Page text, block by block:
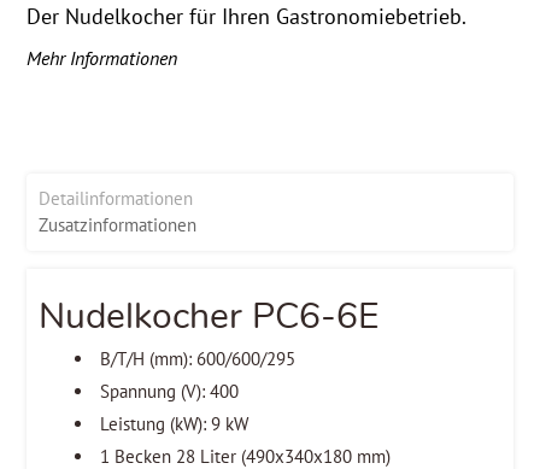
Der Nudelkocher für Ihren Gastronomiebetrieb.
Mehr Informationen
Detailinformationen
Zusatzinformationen
Nudelkocher PC6-6E
B/T/H (mm): 600/600/295
Spannung (V): 400
Leistung (kW): 9 kW
1 Becken 28 Liter (490x340x180 mm)